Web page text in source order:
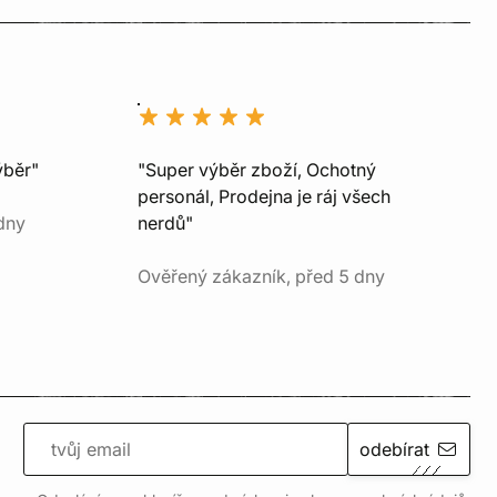
"Super výběr zboží, Ochotný
personál, Prodejna je ráj všech
nerdů"
Ověřený zákazník, před 5 dny
odebírat